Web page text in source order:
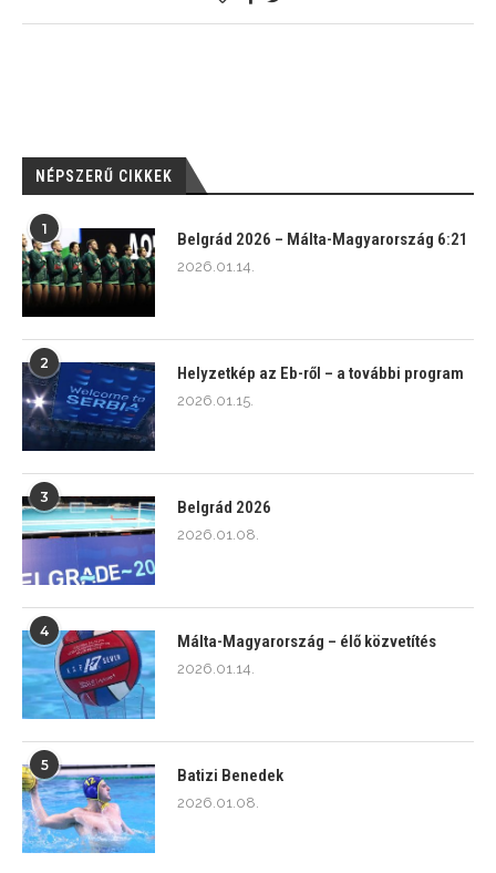
NÉPSZERŰ CIKKEK
1
Belgrád 2026 – Málta-Magyarország 6:21
2026.01.14.
2
Helyzetkép az Eb-ről – a további program
2026.01.15.
3
Belgrád 2026
2026.01.08.
4
Málta-Magyarország – élő közvetítés
2026.01.14.
5
Batizi Benedek
2026.01.08.